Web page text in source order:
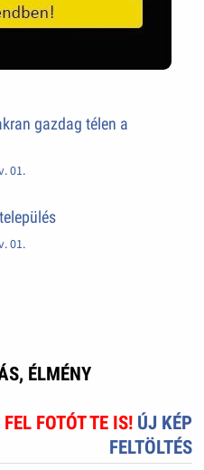
Nádastó
gazdag télen a
01.
01.
ÉLMÉNY
FOTÓT TE IS! ÚJ KÉP
FELTÖLTÉS